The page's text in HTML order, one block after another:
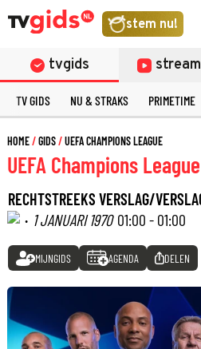
stem nu!
tvgids
TV GIDS NU & STRAKS PRIMETIME
HOME GIDS UEFA CHAMPIONS LEAGUE
UEFA Champions League
RECHTSTREEKS VERSLAG/
· 1 JANUARI 1970 01:00 - 01:00
MIJNGIDS AGENDA DELEN